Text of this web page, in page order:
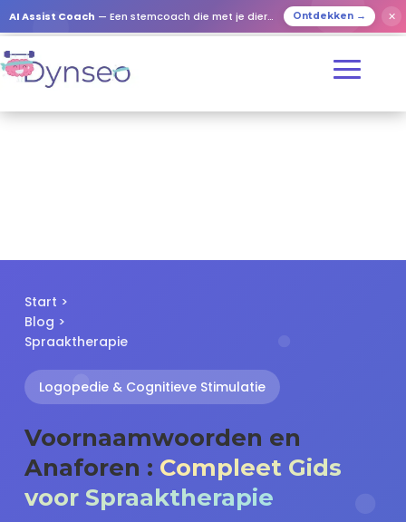
AI Assist Coach — Een stemcoach die met je dierbaren speelt Ontdekken → ✕
Start >
Blog >
Spraaktherapie
Logopedie & Cognitieve Stimulatie
Voornaamwoorden en
Anaforen : Compleet Gids
voor Spraaktherapie